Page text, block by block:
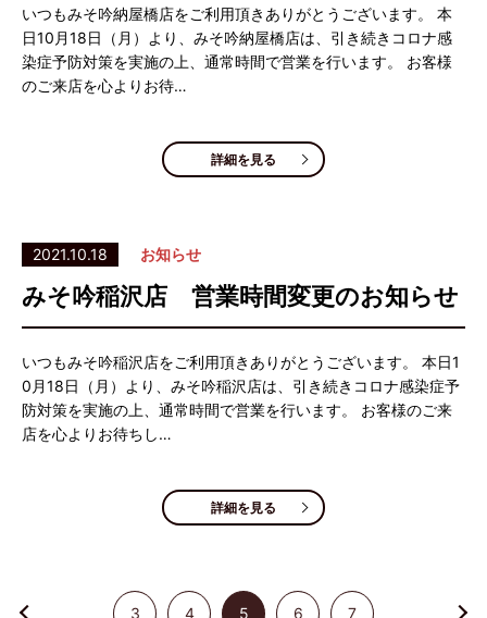
いつもみそ吟納屋橋店をご利用頂きありがとうございます。 本
日10月18日（月）より、みそ吟納屋橋店は、引き続きコロナ感
染症予防対策を実施の上、通常時間で営業を行います。 お客様
のご来店を心よりお待…
詳細を見る
2021.10.18 お知らせ
みそ吟稲沢店 営業時間変更のお知らせ
いつもみそ吟稲沢店をご利用頂きありがとうございます。 本日1
0月18日（月）より、みそ吟稲沢店は、引き続きコロナ感染症予
防対策を実施の上、通常時間で営業を行います。 お客様のご来
店を心よりお待ちし…
詳細を見る
3 4 5 6 7